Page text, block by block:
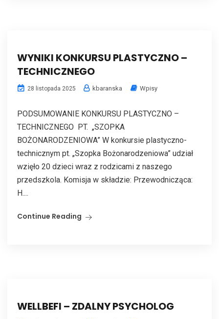
WYNIKI KONKURSU PLASTYCZNO –
TECHNICZNEGO
28 listopada 2025 kbaranska Wpisy
PODSUMOWANIE KONKURSU PLASTYCZNO –
TECHNICZNEGO PT. „SZOPKA
BOŻONARODZENIOWA” W konkursie plastyczno-
technicznym pt. „Szopka Bożonarodzeniowa” udział
wzięło 20 dzieci wraz z rodzicami z naszego
przedszkola. Komisja w składzie: Przewodnicząca:
H....
Continue Reading
WELLBEFI – ZDALNY PSYCHOLOG